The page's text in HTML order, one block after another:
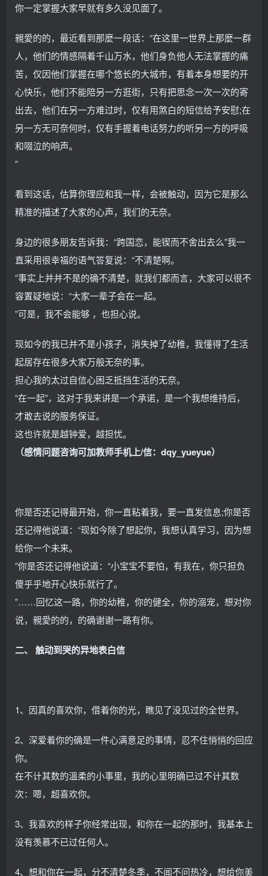
你一定掌握大家早就有多久没见面了。
親愛的的，最近看到那麼一段话：“在这里一世界上那麼一群
人，他们的情感隔着千山万水，他们身负他人无法掌握的痛
苦，仅因他们掌握在哪个悠长的大城市，有着本身想要的开
心快乐，他们不能陪另一方逛街，只有把思念一次一次的寄
出去，他们在另一方难过时，仅有用煞白的短信给予安慰;在
另一方无可奈何时，仅有手握着电话努力的听另一方的呼吸
和啜泣的响声。
”
看到这话，估算你理应和我一样，会被触动，因为它是那么
精准的描述了大家的心声，我们的无奈。
身边的很多朋友告诉我：“跨国恋，能锲而不舍出去么”我一
直采用很幸福的语气答复说：“不清楚啊。
”事实上并并不是的确不清楚，就我们都而言，大家可以很不
容置疑地说：“大家一辈子会在一起。
”可是，我不会能够 ，也担心说。
现如今的我已并不是小孩子，消失掉了幼稚，我懂得了生活
起居存在很多大家万般无奈的事。
担心我的太过自信心困乏抵挡生活的无奈。
“在一起”，这对于我来讲是一个承诺，是一个我想维持后，
才敢去说的服务保证。
这也许就是越钟爱，越担忧。
（感情问题咨询可加教师手机上/信： dqy_yueyue）
你是否还记得最开始，你一直粘着我，要一直发信息;你是否
还记得他说道：“现如今除了想起你，我想认真学习，因为想
给你一个未来。
”你是否还记得他说道：“小宝宝不要怕，有我在，你只担负
傻乎乎地开心快乐就行了。
”……回忆这一路，你的幼稚，你的健全，你的溺宠，想对你
说，親愛的的，的确谢谢一路有你。
二、 触动到哭的异地表白信
1、因真的喜欢你，借着你的光，瞧见了没见过的全世界。
2、深爱着你的确是一件心满意足的事情，忍不住悄悄的回应
你。
在不计其数的溫柔的小事里，我的心里明确已过不计其数
次：嗯，超喜欢你。
3、我喜欢的样子你经常出现，和你在一起的那时，我基本上
没有羡慕不已过任何人。
4、想和你在一起，分不清楚冬季，不闻不问热冷，想给你美